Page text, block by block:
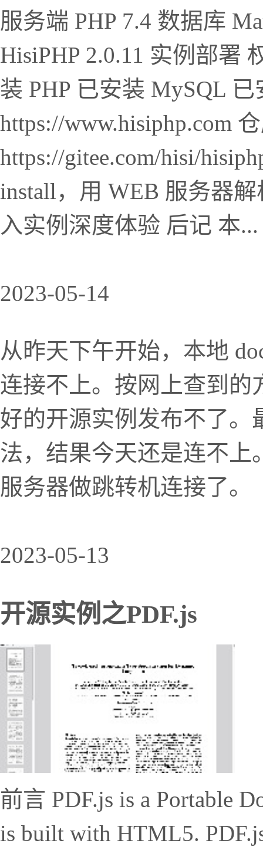
服务端 PHP 7.4 数据库
HisiPHP 2.0.11 实例部署
装 PHP 已安装 MySQL
https://www.hisiphp.com
https://gitee.com/hisi/
install，用 WEB 服务器
入实例深度体验 后记 本...
2023-05-14
从昨天下午开始，本地
连接不上。按网上查到的
好的开源实例发布不了。
法，结果今天还是连不
服务器做跳转机连接了。
2023-05-13
开源实例之PDF.js
前言 PDF.js is a Portable
is built with HTML5.